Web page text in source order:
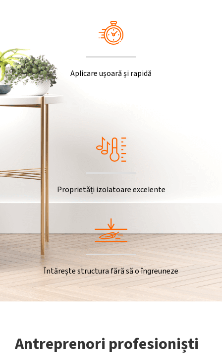
Aplicare ușoară și rapidă
Proprietăți izolatoare excelente
Întărește structura fără să o îngreuneze
Antreprenori profesioniști